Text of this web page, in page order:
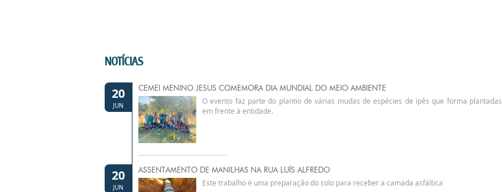
NOTÍCIAS
20
JUN
CEMEI MENINO JESUS COMEMORA DIA MUNDIAL DO MEIO AMBIENTE
O evento faz parte do plantio de várias mudas de espécies de ipês que forma plantadas
em frente à entidade.
20
JUN
ASSENTAMENTO DE MANILHAS NA RUA LUÍS ALFREDO
Este trabalho é uma preparação do solo para receber a camada asfáltica